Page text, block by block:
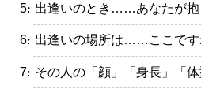
・出逢いのとき……あなたが抱
・出逢いの場所は……ここです
・その人の「顔」「身長」「体